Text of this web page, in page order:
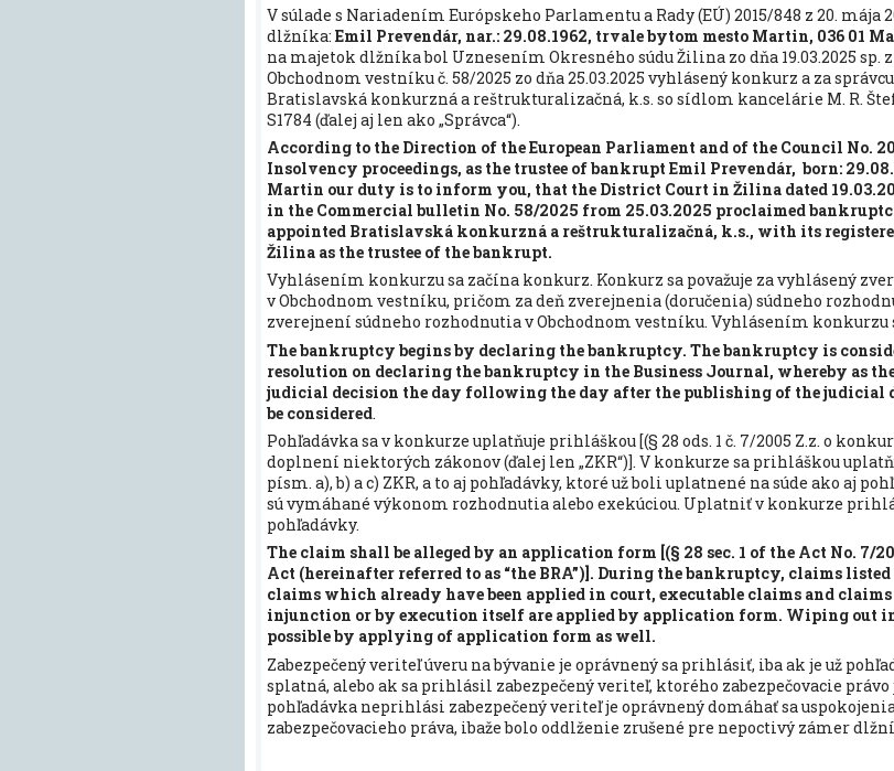
V súlade s Nariadením Európskeho Parlamentu a Rady (EÚ) 2015/848 z 20.
dlžníka: Emil Prevendár, nar.: 29.08.1962, trvale bytom mesto Martin, 036 01
na majetok dlžníka bol Uznesením Okresného súdu Žilina zo dňa 19.03.2025 sp.
Obchodnom vestníku č. 58/2025 zo dňa 25.03.2025 vyhlásený konkurz a za
Bratislavská konkurzná a reštrukturalizačná, k.s. so sídlom kancelárie M. R.
S1784 (ďalej aj len ako „Správca“).
According to the Direction of the European Parliament and of the Council No.
Insolvency proceedings, as the trustee of bankrupt Emil Prevendár, born:
Martin our duty is to inform you, that the District Court in Žilina dated
in the Commercial bulletin No. 58/2025 from 25.03.2025 proclaimed
appointed Bratislavská konkurzná a reštrukturalizačná, k.s., with its
Žilina as the trustee of the bankrupt.
Vyhlásením konkurzu sa začína konkurz. Konkurz sa považuje za vyhlásený
v Obchodnom vestníku, pričom za deň zverejnenia (doručenia) súdneho
zverejnení súdneho rozhodnutia v Obchodnom vestníku. Vyhlásením konkurzu
The bankruptcy begins by declaring the bankruptcy. The bankruptcy is
resolution on declaring the bankruptcy in the Business Journal, whereby as
judicial decision the day following the day after the publishing of the judicial
be considered.
Pohľadávka sa v konkurze uplatňuje prihláškou [(§ 28 ods. 1 č. 7/2005 Z.z. o
doplnení niektorých zákonov (ďalej len „ZKR“)]. V konkurze sa prihláškou
písm. a), b) a c) ZKR, a to aj pohľadávky, ktoré už boli uplatnené na súde ako aj
sú vymáhané výkonom rozhodnutia alebo exekúciou. Uplatniť v konkurze
pohľadávky.
The claim shall be alleged by an application form [(§ 28 sec. 1 of the Act No.
Act (hereinafter referred to as “the BRA”)]. During the bankruptcy, claims listed
claims which already have been applied in court, executable claims and
injunction or by execution itself are applied by application form. Wiping out
possible by applying of application form as well.
Zabezpečený veriteľ úveru na bývanie je oprávnený sa prihlásiť, iba ak je už
splatná, alebo ak sa prihlásil zabezpečený veriteľ, ktorého zabezpečovacie právo
pohľadávka neprihlási zabezpečený veriteľ je oprávnený domáhať sa
zabezpečovacieho práva, ibaže bolo oddlženie zrušené pre nepoctivý zámer